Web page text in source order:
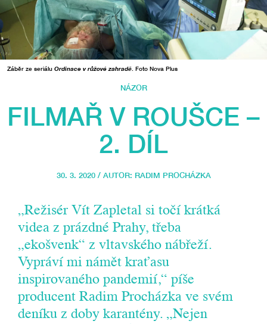
Záběr ze seriálu Ordinace v růžové zahradě . Foto Nova Plus
NÁZOR
FILMAŘ V ROUŠCE –
2. DÍL
30. 3. 2020 / AUTOR: RADIM PROCHÁZKA
„Režisér Vít Zapletal si točí krátká
videa z prázdné Prahy, třeba
„ekošvenk“ z vltavského nábřeží.
Vypráví mi námět kraťasu
inspirovaného pandemií,“ píše
producent Radim Procházka ve svém
deníku z doby karantény. „Nejen